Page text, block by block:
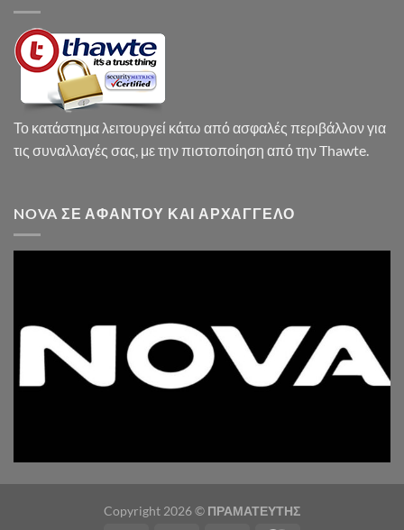
Το κατάστημα λειτουργεί κάτω από ασφαλές περιβάλλον για
τις συναλλαγές σας, με την πιστοποίηση από την Thawte.
NOVA ΣΕ ΑΦΆΝΤΟΥ ΚΑΙ ΑΡΧΆΓΓΕΛΟ
Copyright 2026 © ΠΡΑΜΑΤΕΥΤΗΣ